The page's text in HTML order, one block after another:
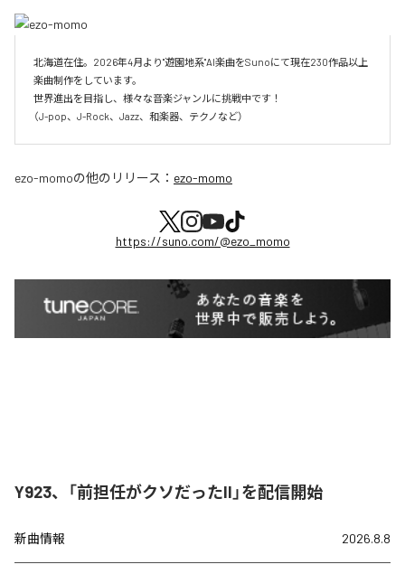
北海道在住。2026年4月より"遊園地系"AI楽曲をSunoにて現在230作品以上
楽曲制作をしています。
世界進出を目指し、様々な音楽ジャンルに挑戦中です！
（J-pop、J-Rock、Jazz、和楽器、テクノなど）
ezo-momoの他のリリース： ezo-momo
https://suno.com/@ezo_momo
Y923、「前担任がクソだったII」を配信開始
新曲情報 2026.8.8